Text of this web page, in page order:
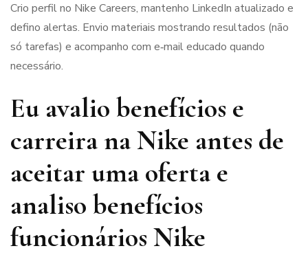
Crio perfil no Nike Careers, mantenho LinkedIn atualizado e
defino alertas. Envio materiais mostrando resultados (não
só tarefas) e acompanho com e‑mail educado quando
necessário.
Eu avalio benefícios e
carreira na Nike antes de
aceitar uma oferta e
analiso benefícios
funcionários Nike